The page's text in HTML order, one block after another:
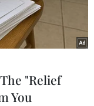
"Relief
You